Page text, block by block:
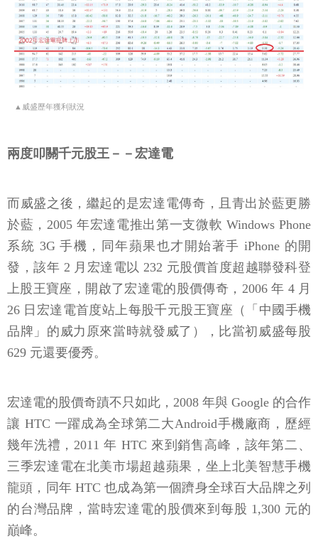
▲威盛歷年獲利狀況
兩度叩關千元股王－－宏達電
而威盛之後，繼起的是宏達電傳奇，且青出於藍更勝
於藍，2005 年宏達電推出第一支微軟 Windows Phone
系統 3G 手機，同年蘋果也才開始著手 iPhone 的開
發，該年 2 月宏達電以 232 元股價首度超越聯發科登
上股王寶座，開啟了宏達電的股價傳奇，2006 年 4 月
26 日宏達電首度站上每股千元股王寶座（「中國手機
品牌」的威力原來當時就發威了），比當初威盛每股
629 元還要優秀。
宏達電的股價奇蹟不只如此，2008 年與 Google 的合作
讓 HTC 一躍成為全球第二大Android手機廠商，歷經
幾年洗禮，2011 年 HTC 來到銷售高峰，該年第二、
三季宏達電在北美市場超越蘋果，坐上北美智慧手機
龍頭，同年 HTC 也成為第一個躋身全球百大品牌之列
的台灣品牌，當時宏達電的股價來到每股 1,300 元的
巔峰。